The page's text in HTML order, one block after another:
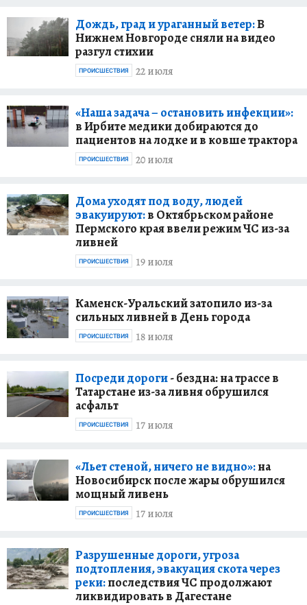
Дождь, град и ураганный ветер:В
Нижнем Новгороде сняли на видео
разгул стихии
22 июля
ПРОИСШЕСТВИЯ
«Наша задача – остановить инфекции»:
в Ирбите медики добираются до
пациентов на лодке и в ковше трактора
20 июля
ПРОИСШЕСТВИЯ
Дома уходят под воду, людей
эвакуируют:в Октябрьском районе
Пермского края ввели режим ЧС из-за
ливней
19 июля
ПРОИСШЕСТВИЯ
Каменск-Уральский затопило из-за
сильных ливней в День города
18 июля
ПРОИСШЕСТВИЯ
Посреди дороги- бездна: на трассе в
Татарстане из-за ливня обрушился
асфальт
17 июля
ПРОИСШЕСТВИЯ
«Льет стеной, ничего не видно»:на
Новосибирск после жары обрушился
мощный ливень
17 июля
ПРОИСШЕСТВИЯ
Разрушенные дороги, угроза
подтопления, эвакуация скота через
реки:последствия ЧС продолжают
ликвидировать в Дагестане